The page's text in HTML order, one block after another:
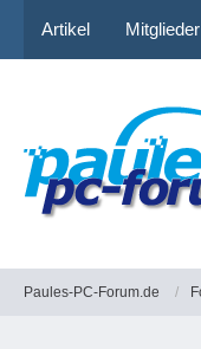
Artikel Mitglieder
Paules-PC-Forum.de